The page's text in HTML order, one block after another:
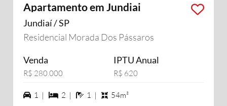
Apartamento em Jundiai
Jundiaí / SP
Residencial Morada Dos Pássaros
Venda
R$ 280.000
IPTU Anual
R$ 620
1 vagas na garagem
1 | 2 dormiórios
2 | 1 banheiros
1 | 54m²